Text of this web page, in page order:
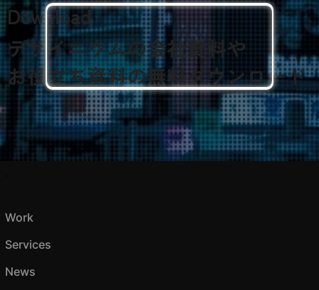
Download
デザイニウムの会社資料や
​お役立ち資料の無料ダウンロード
Work
Services
News